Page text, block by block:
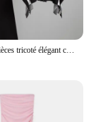
Ensemble 3 pièces tricoté élégant coréen pour femmes, pull + Design chic, haut châle, taille haute, pantalon à jambes larges, nouvelle collection